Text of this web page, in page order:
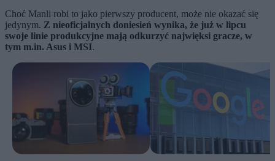
Choć Manli robi to jako pierwszy producent, może nie okazać się
jedynym. Z nieoficjalnych doniesień wynika, że już w lipcu
swoje linie produkcyjne mają odkurzyć najwięksi gracze, w
tym m.in. Asus i MSI.